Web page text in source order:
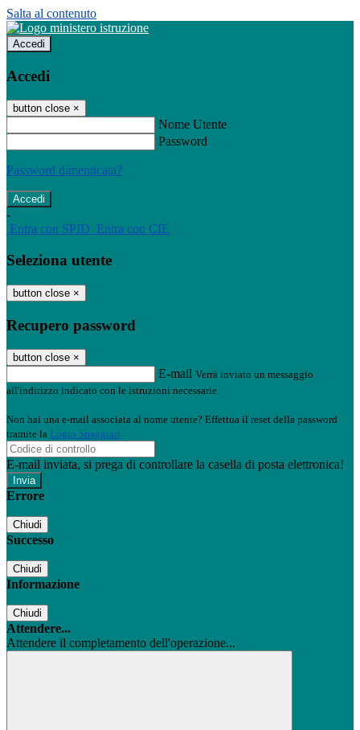
Salta al contenuto
Accedi
Accedi
button close ×
Nome Utente
Password
Password dimenticata?
-
Entra con SPID Entra con CIE
Seleziona utente
button close ×
Recupero password
button close ×
E-mail Verrà inviato un messaggio
all'indirizzo indicato con le istruzioni necessarie.
Non hai una e-mail associata al nome utente? Effettua il reset della password
tramite la Login Spaggiari
E-mail inviata, si prega di controllare la casella di posta elettronica!
Errore
Chiudi
Successo
Chiudi
Informazione
Chiudi
Attendere...
Attendere il completamento dell'operazione...